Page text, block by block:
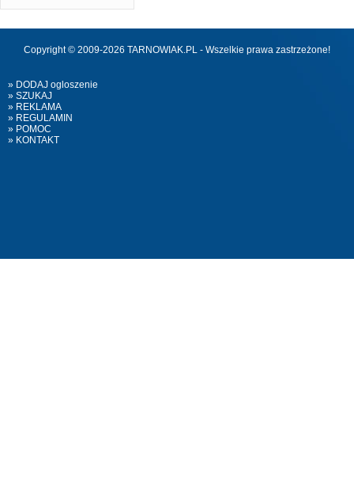
Copyright © 2009-2026 TARNOWIAK.PL - Wszelkie prawa zastrzeżone!
» DODAJ ogloszenie
» SZUKAJ
» REKLAMA
» REGULAMIN
» POMOC
» KONTAKT